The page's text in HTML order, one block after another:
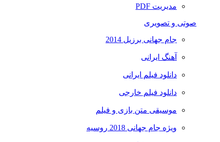
مدیریت PDF
صوتی و تصویری
جام جهانی برزیل 2014
آهنگ ایرانی
دانلود فیلم ایرانی
دانلود فیلم خارجی
موسیقی متن بازی و فیلم
ویژه جام جهانی 2018 روسیه